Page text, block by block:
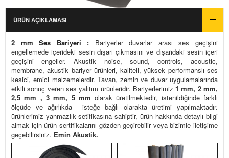
Ürün Fiyatları
Fiyatlandırma
Siparişler Hakkında
ÜRÜN AÇIKLAMASI
2 mm Ses Bariyeri : Bariyerler duvarlar arası ses geçişini
engellemede içerideki sesin dışarı çıkmasını ve dışarıdaki sesin içeri
geçişini engeller. Akustik noise, sound, controls, acoustic,
membrane, akustik bariyer ürünleri, kaliteli, yüksek performanslı ses
kesici, emici malzemelerdir. Tavan, zemin ve duvar uygulamalarında
etkili sonuç veren ses yalıtım ürünleridir. Bariyerlerimiz1 mm, 2 mm,
2,5 mm , 3 mm, 5 mmolarak üretilmektedir, istenildiğinde farklı
ölçüde ve ağırlıkda isteğe bağlı olarakta üretimi yapılmaktadır.
ürünlerimiz yanmazlık setifikasına sahiptir, ürün hakkında detaylı bilgi
almak için ürün sertifikalarını gözden geçirebilir veya bizimle iletişime
geçebilirsiniz. Emin Akustik.
PROJE REFERANSLAR
RESIMLERI
GALERI
HESAPLAYICI
RENKLENDIRME